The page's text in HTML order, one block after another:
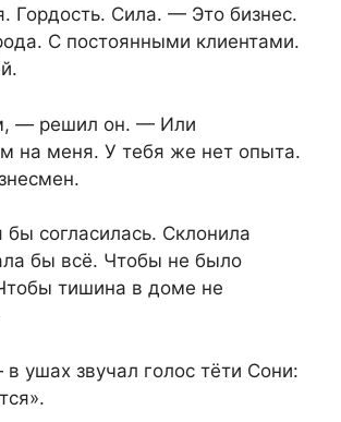
Гордость. Сила. — Это бизнес.
С постоянными клиентами.
— решил он. — Или
на меня. У тебя же нет опыта.
согласилась. Склонила
бы всё. Чтобы не было
тишина в доме не
ушах звучал голос тёти Сони: